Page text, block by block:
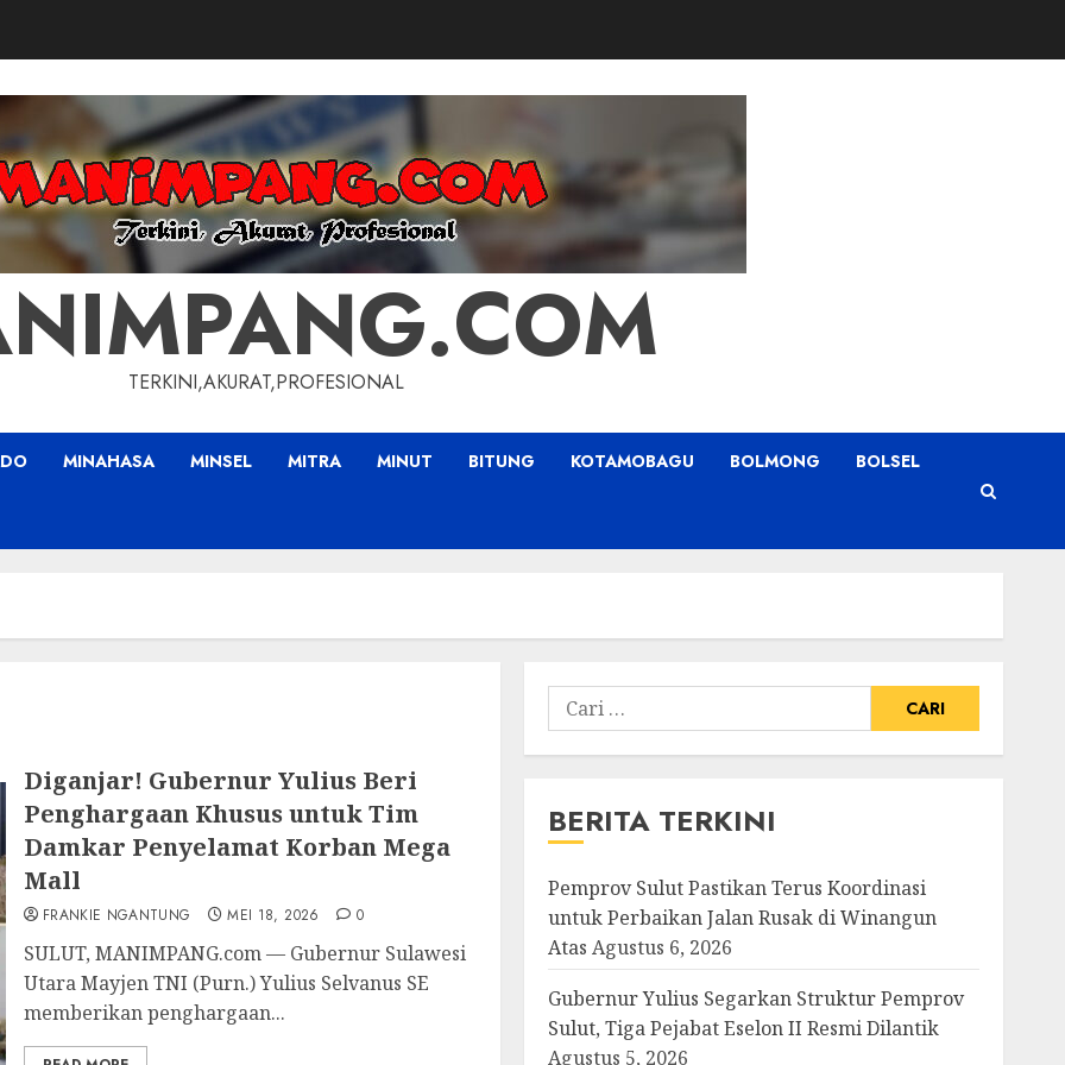
TERKINI,AKURAT,PROFESIONAL
MINAHASA MINSEL MITRA MINUT BITUNG KOTAMOBAGU BOLMONG BOLSEL
Diganjar! Gubernur Yulius Beri
Penghargaan Khusus untuk Tim
Damkar Penyelamat Korban Mega
Mall
FRANKIE NGANTUNG MEI 18, 2026 0
SULUT, MANIMPANG.com — Gubernur Sulawesi
Utara Mayjen TNI (Purn.) Yulius Selvanus SE
memberikan penghargaan...
Cari
untuk:
BERITA TERKINI
Pemprov Sulut Pastikan Terus Koordinasi
untuk Perbaikan Jalan Rusak di Winangun
Atas Agustus 6, 2026
Gubernur Yulius Segarkan Struktur Pemprov
Sulut, Tiga Pejabat Eselon II Resmi Dilantik
Agustus 5, 2026